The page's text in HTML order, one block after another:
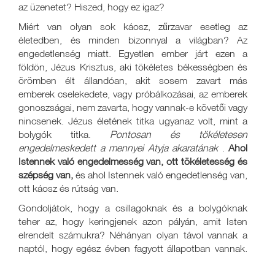
az üzenetet? Hiszed, hogy ez igaz?
Miért van olyan sok káosz, zűrzavar esetleg az
életedben, és minden bizonnyal a világban? Az
engedetlenség miatt. Egyetlen ember járt ezen a
földön, Jézus Krisztus, aki tökéletes békességben és
örömben élt állandóan, akit sosem zavart más
emberek cselekedete, vagy próbálkozásai, az emberek
gonoszságai, nem zavarta, hogy vannak-e követői vagy
nincsenek. Jézus életének titka ugyanaz volt, mint a
bolygók titka. Pontosan és tökéletesen
engedelmeskedett a mennyei Atyja akaratának . Ahol
Istennek való engedelmesség van, ott tökéletesség és
szépség van, és ahol Istennek való engedetlenség van,
ott káosz és rútság van.
Gondoljátok, hogy a csillagoknak és a bolygóknak
teher az, hogy keringjenek azon pályán, amit Isten
elrendelt számukra? Néhányan olyan távol vannak a
naptól, hogy egész évben fagyott állapotban vannak.